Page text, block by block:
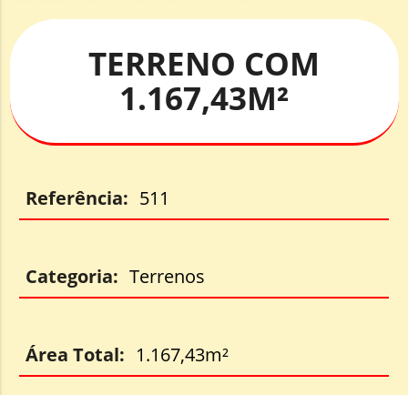
TERRENO COM
1.167,43M²
Referência: 511
Categoria: Terrenos
Área Total: 1.167,43m²